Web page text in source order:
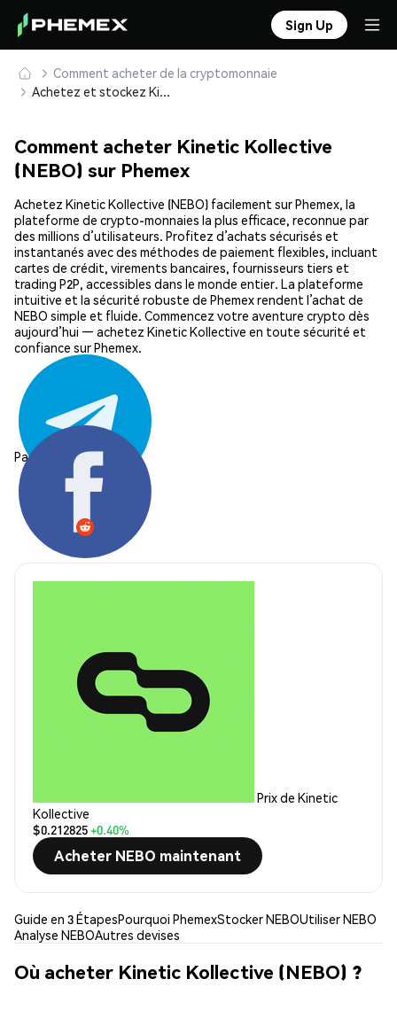
Sign Up
Comment acheter de la cryptomonnaie
Achetez et stockez Kinetic Kollective (NEBO) en toute sécurité
Comment acheter Kinetic Kollective
(NEBO) sur Phemex
Achetez Kinetic Kollective (NEBO) facilement sur Phemex, la
plateforme de crypto-monnaies la plus efficace, reconnue par
des millions d’utilisateurs. Profitez d’achats sécurisés et
instantanés avec des méthodes de paiement flexibles, incluant
cartes de crédit, virements bancaires, fournisseurs tiers et
trading P2P, accessibles dans le monde entier. La plateforme
intuitive et la sécurité robuste de Phemex rendent l’achat de
NEBO simple et fluide. Commencez votre aventure crypto dès
aujourd’hui — achetez Kinetic Kollective en toute sécurité et
confiance sur Phemex.
Partager:
Prix de Kinetic
Kollective
$0.212825+0.40%
Acheter NEBO maintenant
Guide en 3 ÉtapesPourquoi PhemexStocker NEBOUtiliser NEBO
Analyse NEBOAutres devises
Où acheter Kinetic Kollective (NEBO) ?